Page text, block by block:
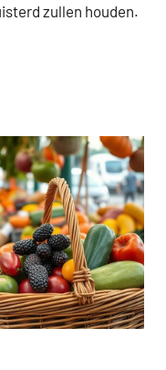
zullen houden.